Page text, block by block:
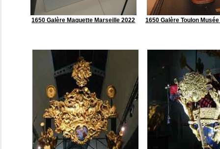
1650 Galère Maquette Marseille 2022 1650 Galère Toulon